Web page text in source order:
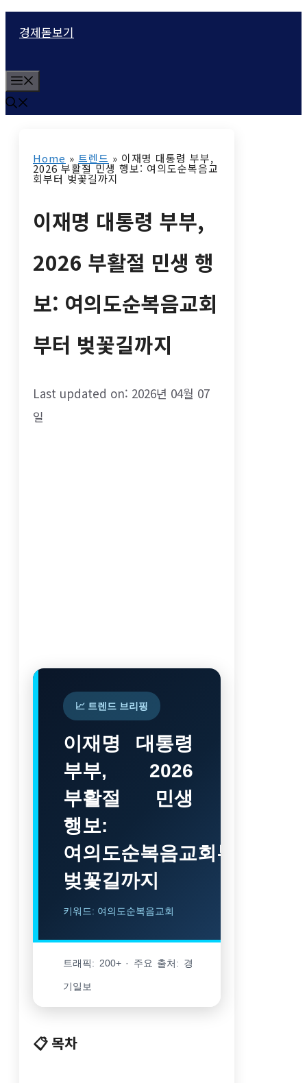
츠
로
건
경제돋보기
e
n
Home » 트렌드 » 이재명 대통령 부부,
2026 부활절 민생 행보: 여의도순복음교
회부터 벚꽃길까지
이재명 대통령 부부,
2026 부활절 민생 행
보: 여의도순복음교회
부터 벚꽃길까지
Last updated on: 2026년 04월 07
일
📈 트렌드 브리핑
이재명 대통령
부부, 2026
부활절 민생
행보:
여의도순복음교회부터
벚꽃길까지
키워드: 여의도순복음교회
트래픽: 200+ · 주요 출처: 경
기일보
📋 목차